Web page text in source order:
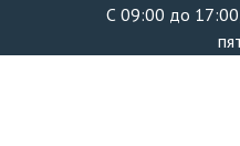
С 09:00 до